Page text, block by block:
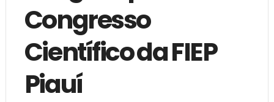
Congresso
Científico da FIEP
Piauí